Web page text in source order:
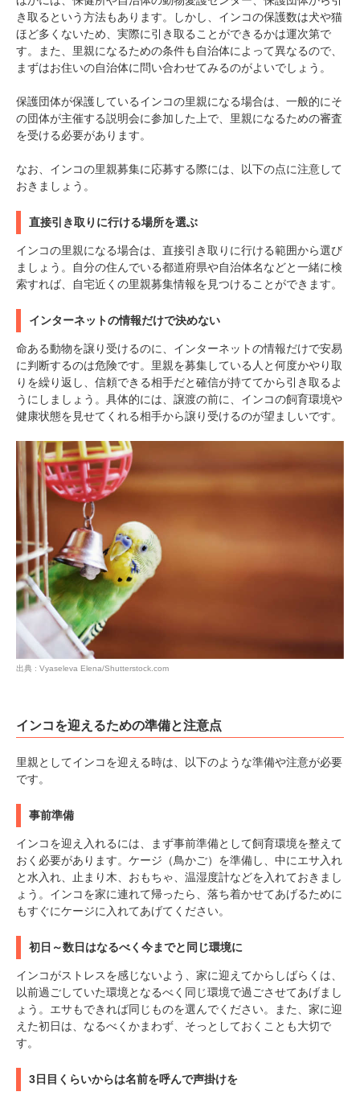
き取るという方法もあります。しかし、インコの保護数は犬や猫
ほど多くないため、実際に引き取ることができるかは運次第で
す。また、里親になるための条件も自治体によって異なるので、
まずはお住いの自治体に問い合わせてみるのがよいでしょう。
保護団体が保護しているインコの里親になる場合は、一般的にそ
の団体が主催する説明会に参加した上で、里親になるための審査
を受ける必要があります。
なお、インコの里親募集に応募する際には、以下の点に注意して
おきましょう。
直接引き取りに行ける場所を選ぶ
インコの里親になる場合は、直接引き取りに行ける範囲から選び
ましょう。自分の住んでいる都道府県や自治体名などと一緒に検
索すれば、自宅近くの里親募集情報を見つけることができます。
インターネットの情報だけで決めない
命ある動物を譲り受けるのに、インターネットの情報だけで安易
に判断するのは危険です。里親を募集している人と何度かやり取
りを繰り返し、信頼できる相手だと確信が持ててから引き取るよ
うにしましょう。具体的には、譲渡の前に、インコの飼育環境や
健康状態を見せてくれる相手から譲り受けるのが望ましいです。
出典 : Vyaseleva Elena/Shutterstock.com
インコを迎えるための準備と注意点
里親としてインコを迎える時は、以下のような準備や注意が必要
です。
事前準備
インコを迎え入れるには、まず事前準備として飼育環境を整えて
おく必要があります。ケージ（鳥かご）を準備し、中にエサ入れ
と水入れ、止まり木、おもちゃ、温湿度計などを入れておきまし
ょう。インコを家に連れて帰ったら、落ち着かせてあげるために
もすぐにケージに入れてあげてください。
初日～数日はなるべく今までと同じ環境に
インコがストレスを感じないよう、家に迎えてからしばらくは、
以前過ごしていた環境となるべく同じ環境で過ごさせてあげまし
ょう。エサもできれば同じものを選んでください。また、家に迎
えた初日は、なるべくかまわず、そっとしておくことも大切で
す。
3日目くらいからは名前を呼んで声掛けを
pecodogs
いぬ部をフォロー
pecocats
ねこ部をフォロー
アプリをダウンロードする